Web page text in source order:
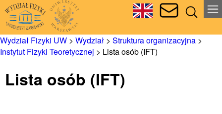
Wydział Fizyki UW > Wydział > Struktura organizacyjna >
Instytut Fizyki Teoretycznej > Lista osób (IFT)
Lista osób (IFT)